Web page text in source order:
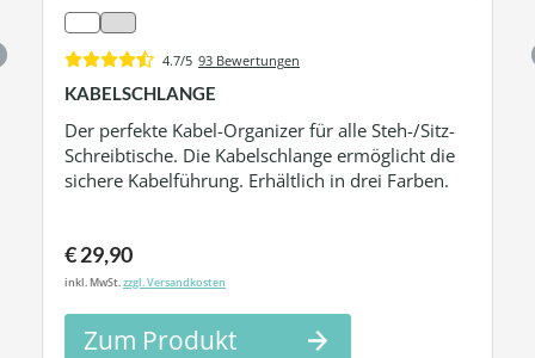
4.7/5 93 Bewertungen
KABELSCHLANGE
Der perfekte Kabel-Organizer für alle Steh-/Sitz-
Schreibtische. Die Kabelschlange ermöglicht die
sichere Kabelführung. Erhältlich in drei Farben.
€ 29,90
inkl. MwSt.zzgl. Versandkosten
Zum Produkt